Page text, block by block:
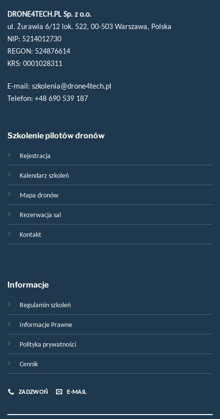
DRONE4TECH.PL Sp. z o.o.
ul. Żurawia 6/12 lok. 522, 00-503 Warszawa, Polska
NIP: 5214012730
REGON: 524876614
KRS: 0001028311
E-mail: szkolenia@drone4tech.pl
Telefon: +48 690 539 187
Szkolenie pilotów dronów
Rejestracja
Kalendarz szkoleń
Mapa dronów
Rezerwacja sal
Kontakt
Informacje
Regulamin szkoleń
Informacje Prawne
Polityka prywatności
Cennik
ZADZWOŃ E-MAIL